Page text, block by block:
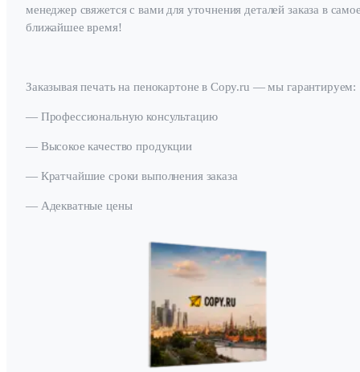
менеджер свяжется с вами для уточнения деталей заказа в
ближайшее время!
Заказывая печать на пенокартоне в Copy.ru — мы гарантируем:
— Профессиональную консультацию
— Высокое качество продукции
— Кратчайшие сроки выполнения заказа
— Адекватные цены